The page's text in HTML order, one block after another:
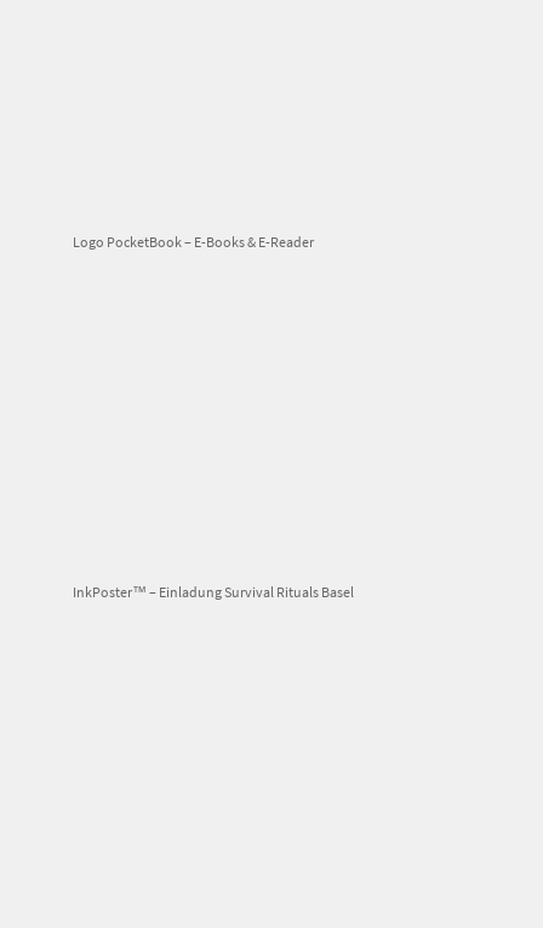
Logo PocketBook – E-Books & E-Reader
InkPoster™ – Einladung Survival Rituals Basel